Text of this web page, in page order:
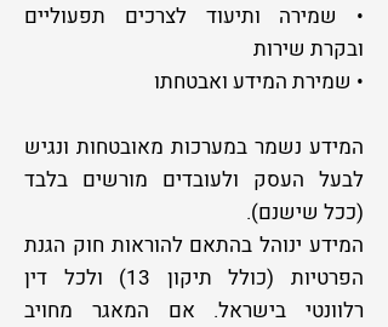
• שמירה ותיעוד לצרכים תפעוליים
ובקרת שירות
• שמירת המידע ואבטחתו
המידע נשמר במערכות מאובטחות ונגיש
לבעל העסק ולעובדים מורשים בלבד
(ככל שישנם).
המידע ינוהל בהתאם להוראות חוק הגנת
הפרטיות (כולל תיקון 13) ולכל דין
רלוונטי בישראל. אם המאגר מחויב